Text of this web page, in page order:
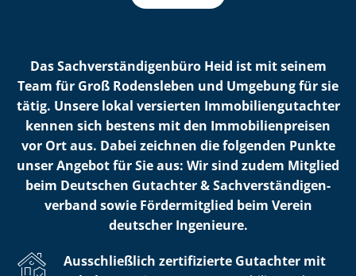
Das Sach­ver­stän­di­gen­bü­ro Heid ist mit seinem
Team für Groß Rodensleben und Umgebung für sie
tätig. Unsere lokal versierten Im­mo­bi­li­en­gut­ach­ter
kennen sich bestens mit den Im­mo­bi­li­en­prei­sen
vor Ort aus. Dabei zeichnen die folgenden Punkte
unser Angebot für Sie aus: Wir sind zudem Mitglied
beim Deutschen Gutachter & Sach­ver­stän­di­gen­
ver­band sowie Fördermitglied beim Verein
deutscher Ingenieure.
Ausschließlich zertifizierte Gutachter mit